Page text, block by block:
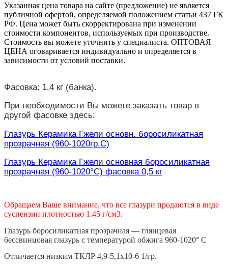
Указанная цена товара на сайте (предложение) не является
публичной офертой, определяемой положением статьи 437 ГК
РФ. Цена может быть скорректирована при изменении
стоимости компонентов, используемых при производстве.
Стоимость вы можете уточнить у специалиста. ОПТОВАЯ
ЦЕНА оговаривается индивидуально и определяется в
зависимости от условий поставки.
Фасовка: 1,4 кг (банка).
При необходимости Вы можете заказать товар в
другой фасовке здесь:
Глазурь Керамика Гжели основн. боросиликатная
прозрачная (960-1020гр.С)
Глазурь Керамика Гжели основная боросиликатная
прозрачная (960-1020°С) фасовка 0,5 кг
Обращаем Ваше внимание, что все глазури продаются в виде
суспензии плотностью 1.45 г/см3.
Глазурь боросиликатная прозрачная — глянцевая
бессвинцовая глазурь с температурой обжига 960-1020° С
Отличается низким ТКЛР 4,9-5,1х10-6 1/гр.